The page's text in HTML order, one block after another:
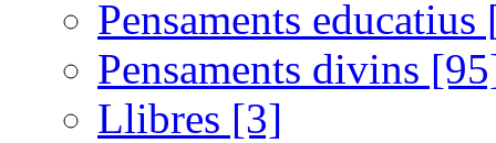
Pensaments
Pensaments divins
Llibres [3]